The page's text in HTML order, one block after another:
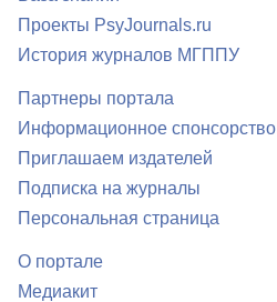
Проекты PsyJournals.ru
История журналов МГППУ
Партнеры портала
Информационное спонсорство
Приглашаем издателей
Подписка на журналы
Персональная страница
О портале
Медиакит